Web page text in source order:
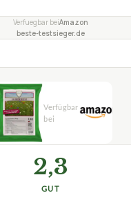
Verfuegbar beiAmazon
beste-testsieger.de
2,3
GUT